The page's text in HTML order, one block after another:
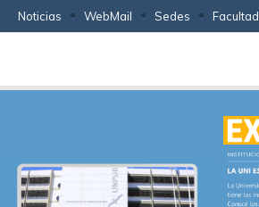
Noticias WebMail Sedes